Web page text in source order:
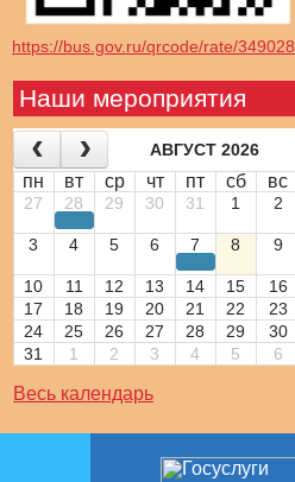
https://bus.gov.ru/qrcode/rate/349028
Наши мероприятия
АВГУСТ 2026
пн вт ср чт пт сб вс
27 28 29 30 31 1 2
3 4 5 6 7 8 9
10 11 12 13 14 15
16
17
18 19 20 21 22
23
24
25 26 27 28 29
30
31
1 2 3 4 5 6
Весь календарь